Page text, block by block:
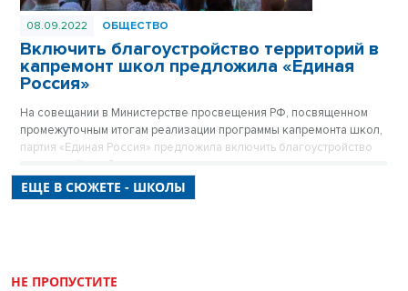
08.09.2022 ОБЩЕСТВО
Включить благоустройство территорий в
капремонт школ предложила «Единая
Россия»
На совещании в Министерстве просвещения РФ, посвященном
промежуточным итогам реализации программы капремонта школ,
партия «Единая Россия» предложила включить благоустройство
территорий в работы по капитальному ремонту школ, а также
создать реестр недобросовестных подрядчиков, которые
срывают сроки проведения работ.
ЕЩЕ В СЮЖЕТЕ - ШКОЛЫ
НЕ ПРОПУСТИТЕ